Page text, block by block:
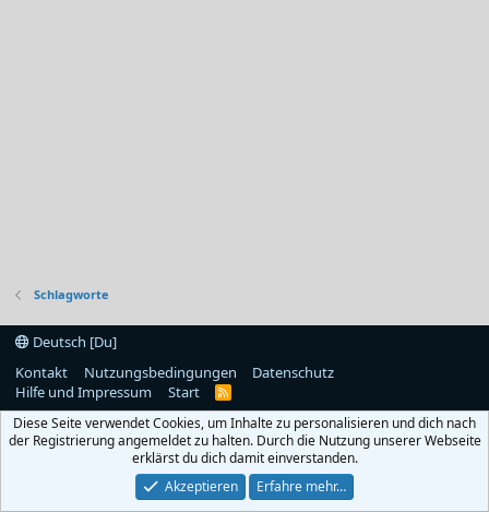
Schlagworte
Deutsch [Du]
Kontakt
Nutzungsbedingungen
Datenschutz
Hilfe und Impressum
Start
R
S
Diese Seite verwendet Cookies, um Inhalte zu personalisieren und dich nach
der Registrierung angemeldet zu halten. Durch die Nutzung unserer Webseite
erklärst du dich damit einverstanden.
Akzeptieren
Erfahre mehr…